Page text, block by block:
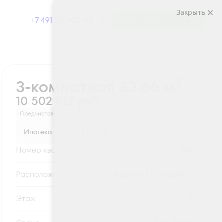
+7 491 230-03-03
3-комнатная 83.66 м
10 502 927 руб.
Предчистовая отделка
Ипотека
Номер квартиры
Секция
Этаж
Закрыть